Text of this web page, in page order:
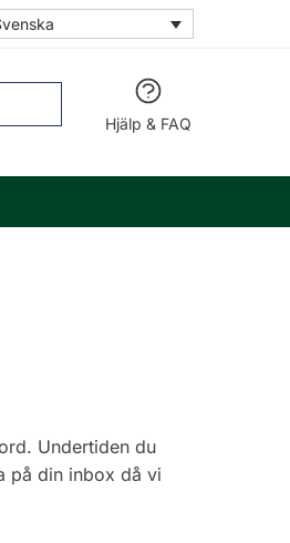
Hjälp & FAQ
Undertiden du
på din inbox då vi